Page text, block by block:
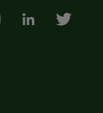
LinkedIn Twitter